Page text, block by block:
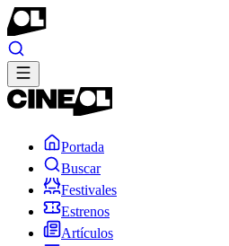
Portada
Buscar
Festivales
Estrenos
Artículos